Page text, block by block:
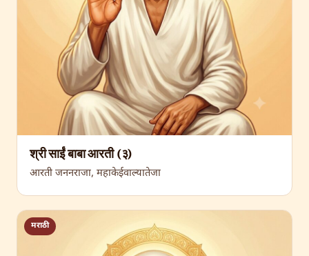
श्री साईं बाबा आरती (३)
आरती जननराजा, महाकेईवाल्यातेजा
मराठी